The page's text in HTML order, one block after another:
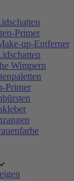
Primer
up-Entferner
Wimpern
Primer